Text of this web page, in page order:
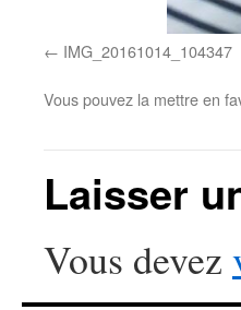
IMG_20161014_104347
Vous pouvez la mettre en
Laisser
Vous devez